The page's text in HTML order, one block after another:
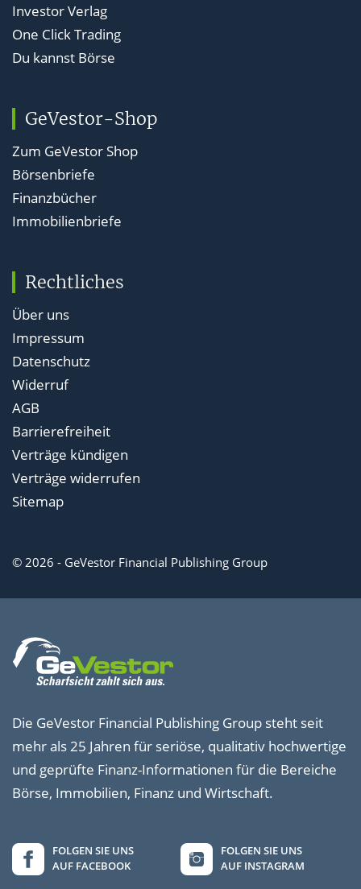
Investor Verlag
One Click Trading
Du kannst Börse
GeVestor-Shop
Zum GeVestor Shop
Börsenbriefe
Finanzbücher
Immobilienbriefe
Rechtliches
Über uns
Impressum
Datenschutz
Widerruf
AGB
Barrierefreiheit
Verträge kündigen
Verträge widerrufen
Sitemap
© 2026 - GeVestor Financial Publishing Group
Die GeVestor Financial Publishing Group steht seit
mehr als 25 Jahren für seriöse, qualitativ hochwertige
und geprüfte Finanz-Informationen für die Bereiche
Börse, Immobilien, Finanz und Wirtschaft.
FOLGEN SIE UNS
AUF FACEBOOK
FOLGEN SIE UNS
AUF INSTAGRAM